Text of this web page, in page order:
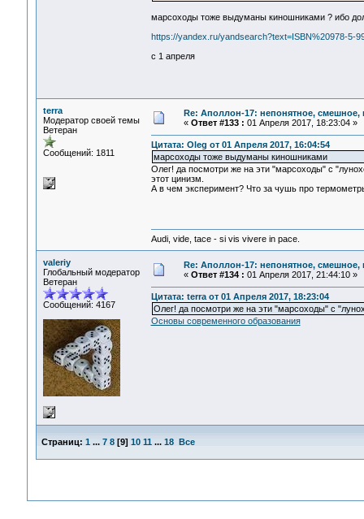
марсоходы тоже выдуманы киношниками ? ибо
https://yandex.ru/yandsearch?text=ISBN%20978-5-
с 1 апреля
terra
Модератор своей темы
Ветеран
Сообщений: 1811
Re: Аполлон-17: непонятное, смешное,
« Ответ #133 : 01 Апреля 2017, 18:23:04 »
Цитата: Oleg от 01 Апреля 2017, 16:04:54
марсоходы тоже выдуманы киношниками
Олег! да посмотри же на эти "марсоходы" с
этот цинизм.
А в чем эксперимент? Что за чушь про
Audi, vide, tace - si vis vivere in pace.
valeriy
Глобальный модератор
Ветеран
Сообщений: 4167
Re: Аполлон-17: непонятное, смешное,
« Ответ #134 : 01 Апреля 2017, 21:44:10 »
Цитата: terra от 01 Апреля 2017, 18:23:04
Олег! да посмотри же на эти "марсоходы" с
Основы современного образования
Страниц: 1 ... 7 8[9] 10 11 ... 18 Все